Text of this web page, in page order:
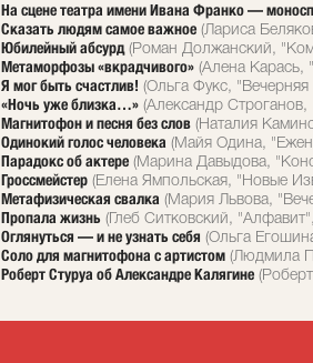
На сцене театра имени Ивана Франко —
Сказать людям самое важное (Лариса
Юбилейный абсурд(Роман Должанский,
Метаморфозы «вкрадчивого» (Алена Карась,
Я мог быть счастлив! (Ольга Фукс,
«Ночь уже близка…» (Александр
Магнитофон и песня без слов (Наталия
Одинокий голос человека (Майя Одина,
Парадокс об актере (Марина Давыдова,
Гроссмейстер (Елена Ямпольская, "Новые
Метафизическая свалка (Мария Львова,
Пропала жизнь (Глеб Ситковский,
Оглянуться — и не узнать себя (Ольга
Соло для магнитофона с артистом (Людмила
Роберт Стуруа об Александре Калягине